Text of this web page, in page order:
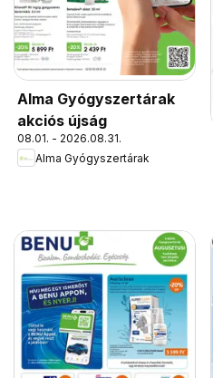
Alma Gyógyszertárak
akciós újság
08.01. - 2026.08.31.
Alma Gyógyszertárak